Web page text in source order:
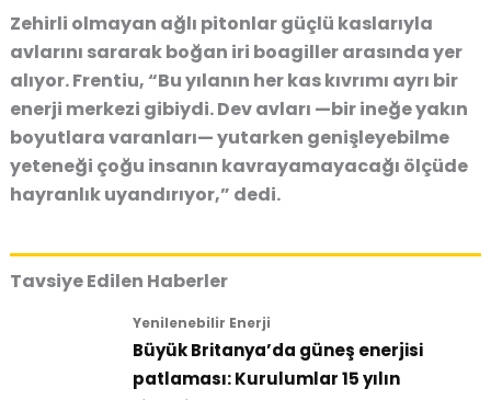
Zehirli olmayan ağlı pitonlar güçlü kaslarıyla
avlarını sararak boğan iri boagiller arasında yer
alıyor. Frentiu, “Bu yılanın her kas kıvrımı ayrı bir
enerji merkezi gibiydi. Dev avları —bir ineğe yakın
boyutlara varanları— yutarken genişleyebilme
yeteneği çoğu insanın kavrayamayacağı ölçüde
hayranlık uyandırıyor,” dedi.
Tavsiye Edilen Haberler
Yenilenebilir Enerji
Büyük Britanya’da güneş enerjisi
patlaması: Kurulumlar 15 yılın